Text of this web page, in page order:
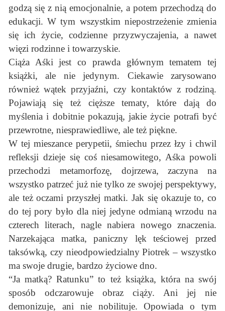
godzą się z nią emocjonalnie, a potem przechodzą do
edukacji. W tym wszystkim niepostrzeżenie zmienia
się ich życie, codzienne przyzwyczajenia, a nawet
więzi rodzinne i towarzyskie.
Ciąża Aśki jest co prawda głównym tematem tej
książki, ale nie jedynym. Ciekawie zarysowano
również wątek przyjaźni, czy kontaktów z rodziną.
Pojawiają się też cięższe tematy, które dają do
myślenia i dobitnie pokazują, jakie życie potrafi być
przewrotne, niesprawiedliwe, ale też piękne.
W tej mieszance perypetii, śmiechu przez łzy i chwil
refleksji dzieje się coś niesamowitego, Aśka powoli
przechodzi metamorfozę, dojrzewa, zaczyna na
wszystko patrzeć już nie tylko ze swojej perspektywy,
ale też oczami przyszłej matki. Jak się okazuje to, co
do tej pory było dla niej jedyne odmianą wrzodu na
czterech literach, nagle nabiera nowego znaczenia.
Narzekająca matka, paniczny lęk teściowej przed
taksówką, czy nieodpowiedzialny Piotrek – wszystko
ma swoje drugie, bardzo życiowe dno.
“Ja matką? Ratunku” to też książka, która na swój
sposób odczarowuje obraz ciąży. Ani jej nie
demonizuje, ani nie nobilituje. Opowiada o tym